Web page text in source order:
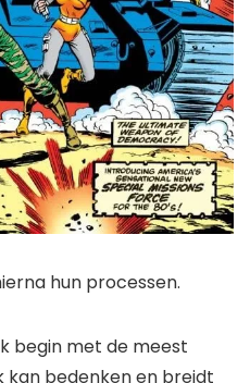
hun processen.
begin met de meest
kan bedenken en breidt